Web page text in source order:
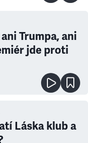
Trumpa, ani
jde proti
Láska klub a